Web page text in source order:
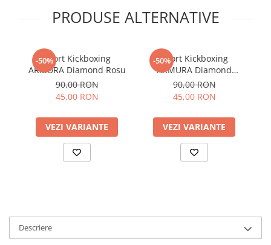
PRODUSE ALTERNATIVE
-50%
Short Kickboxing
ARMURA Diamond Rosu
90,00 RON
45,00 RON
VEZI VARIANTE
-50%
Short Kickboxing
ARMURA Diamond
Albastru
90,00 RON
45,00 RON
VEZI VARIANTE
Descriere